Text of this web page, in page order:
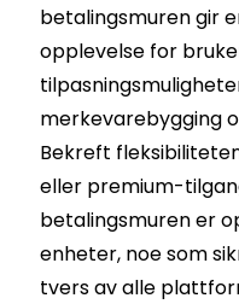
betalingsmuren gir
opplevelse for
merkevarebygging
Bekreft
eller premium-
betalingsmuren er
enheter, noe som
tvers av alle